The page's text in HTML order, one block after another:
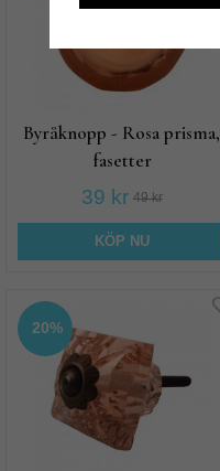
Byråknopp - Rosa prisma,
fasetter
39 kr 49 kr
KÖP NU
20%